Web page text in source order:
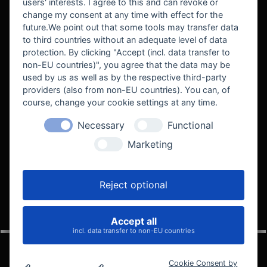
BEKANNT AUS
VELOCITY AUTOMOTIVE
users' interests. I agree to this and can revoke or
change my consent at any time with effect for the
future.We point out that some tools may transfer data
to third countries without an adequate level of data
protection. By clicking "Accept (incl. data transfer to
non-EU countries)", you agree that the data may be
used by us as well as by the respective third-party
providers (also from non-EU countries). You can, of
course, change your cookie settings at any time.
Necessary
Functional
Marketing
Reject optional
Accept all
incl. data transfer to non-EU countries
Cookie Consent by